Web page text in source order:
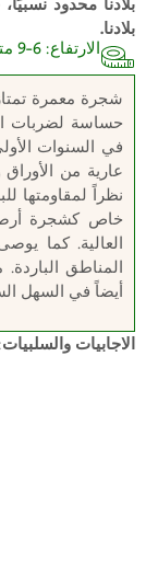
بلادنا.
الارتفاع: 6-9 متر، قطر المظلة: 3-6 متر
شجرة معمرة
حساسة لضربات
في السنوات
عارية من
نظراً لمقاومتها
خاص كشجرة
العالية. كما
المناطق
أيضاً في السهل
الاجابيات والسلبيات: